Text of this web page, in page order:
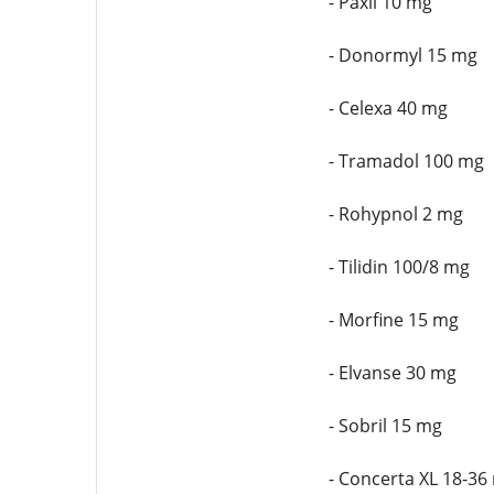
- Donormyl 15 mg
- Celexa 40 mg
- Tramadol 100 mg
- Rohypnol 2 mg
- Tilidin 100/8 mg
- Morfine 15 mg
- Elvanse 30 mg
- Sobril 15 mg
- Concerta XL 18-36